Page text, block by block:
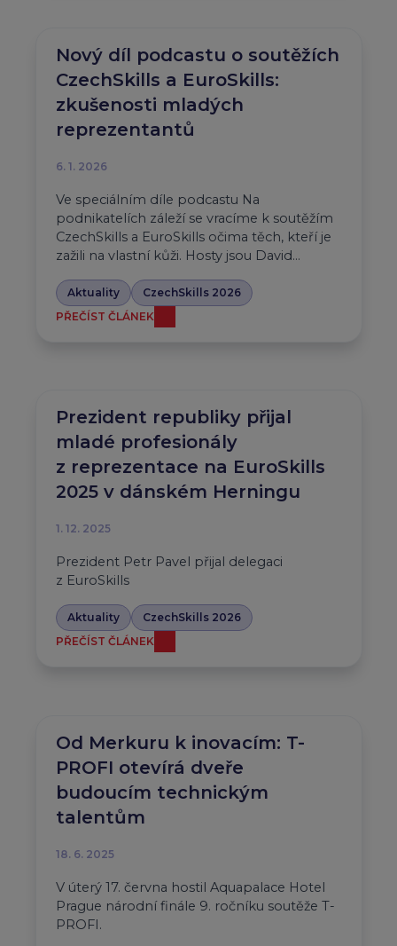
Nový díl podcastu o soutěžích
CzechSkills a EuroSkills:
zkušenosti mladých
reprezentantů
6. 1. 2026
Ve speciálním díle podcastu Na
podnikatelích záleží se vracíme k soutěžím
CzechSkills a EuroSkills očima těch, kteří je
zažili na vlastní kůži. Hosty jsou David…
Aktuality
CzechSkills 2026
PŘEČÍST ČLÁNEK
Prezident republiky přijal
mladé profesionály
z reprezentace na EuroSkills
2025 v dánském Herningu
1. 12. 2025
Prezident Petr Pavel přijal delegaci
z EuroSkills
Aktuality
CzechSkills 2026
PŘEČÍST ČLÁNEK
Od Merkuru k inovacím: T-
PROFI otevírá dveře
budoucím technickým
talentům
18. 6. 2025
V úterý 17. června hostil Aquapalace Hotel
Prague národní finále 9. ročníku soutěže T-
PROFI.